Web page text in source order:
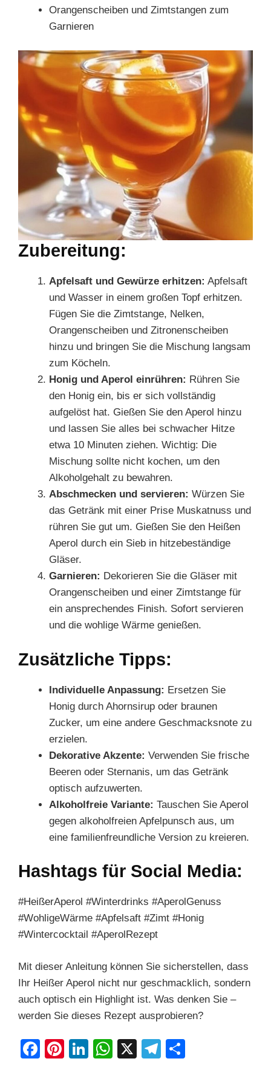
Orangenscheiben und Zimtstangen zum
Garnieren
Zubereitung:
Apfelsaft und Gewürze erhitzen: Apfelsaft
und Wasser in einem großen Topf erhitzen.
Fügen Sie die Zimtstange, Nelken,
Orangenscheiben und Zitronenscheiben
hinzu und bringen Sie die Mischung langsam
zum Köcheln.
Honig und Aperol einrühren: Rühren Sie
den Honig ein, bis er sich vollständig
aufgelöst hat. Gießen Sie den Aperol hinzu
und lassen Sie alles bei schwacher Hitze
etwa 10 Minuten ziehen. Wichtig: Die
Mischung sollte nicht kochen, um den
Alkoholgehalt zu bewahren.
Abschmecken und servieren: Würzen Sie
das Getränk mit einer Prise Muskatnuss und
rühren Sie gut um. Gießen Sie den Heißen
Aperol durch ein Sieb in hitzebeständige
Gläser.
Garnieren: Dekorieren Sie die Gläser mit
Orangenscheiben und einer Zimtstange für
ein ansprechendes Finish. Sofort servieren
und die wohlige Wärme genießen.
Zusätzliche Tipps:
Individuelle Anpassung: Ersetzen Sie
Honig durch Ahornsirup oder braunen
Zucker, um eine andere Geschmacksnote zu
erzielen.
Dekorative Akzente: Verwenden Sie frische
Beeren oder Sternanis, um das Getränk
optisch aufzuwerten.
Alkoholfreie Variante: Tauschen Sie Aperol
gegen alkoholfreien Apfelpunsch aus, um
eine familienfreundliche Version zu kreieren.
Hashtags für Social Media:
#HeißerAperol #Winterdrinks #AperolGenuss
#WohligeWärme #Apfelsaft #Zimt #Honig
#Wintercocktail #AperolRezept
Mit dieser Anleitung können Sie sicherstellen, dass
Ihr Heißer Aperol nicht nur geschmacklich, sondern
auch optisch ein Highlight ist. Was denken Sie –
werden Sie dieses Rezept ausprobieren?
F
Pi
Li
W
X
T